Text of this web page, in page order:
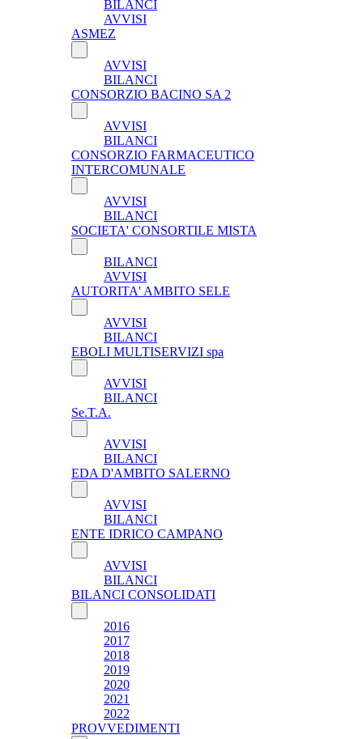
BILANCI
AVVISI
ASMEZ
AVVISI
BILANCI
CONSORZIO BACINO SA 2
AVVISI
BILANCI
CONSORZIO FARMACEUTICO
INTERCOMUNALE
AVVISI
BILANCI
SOCIETA' CONSORTILE MISTA
BILANCI
AVVISI
AUTORITA' AMBITO SELE
AVVISI
BILANCI
EBOLI MULTISERVIZI spa
AVVISI
BILANCI
Se.T.A.
AVVISI
BILANCI
EDA D'AMBITO SALERNO
AVVISI
BILANCI
ENTE IDRICO CAMPANO
AVVISI
BILANCI
BILANCI CONSOLIDATI
2016
2017
2018
2019
2020
2021
2022
PROVVEDIMENTI